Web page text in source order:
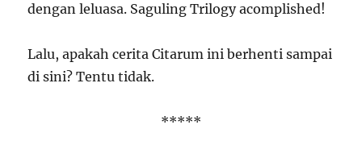
dengan leluasa. Saguling Trilogy acomplished!
Lalu, apakah cerita Citarum ini berhenti sampai
di sini? Tentu tidak.
*****